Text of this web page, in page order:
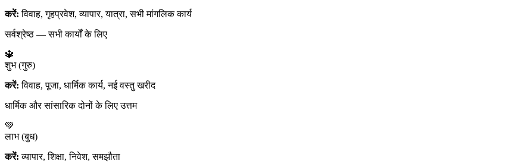
करें:विवाह, गृहप्रवेश, व्यापार, यात्रा, सभी मांगलिक कार्य
सर्वश्रेष्ठ — सभी कार्यों के लिए
🔱
शुभ (गुरु)
करें:विवाह, पूजा, धार्मिक कार्य, नई वस्तु खरीद
धार्मिक और सांसारिक दोनों के लिए उत्तम
💚
लाभ (बुध)
करें:व्यापार, शिक्षा, निवेश, समझौता